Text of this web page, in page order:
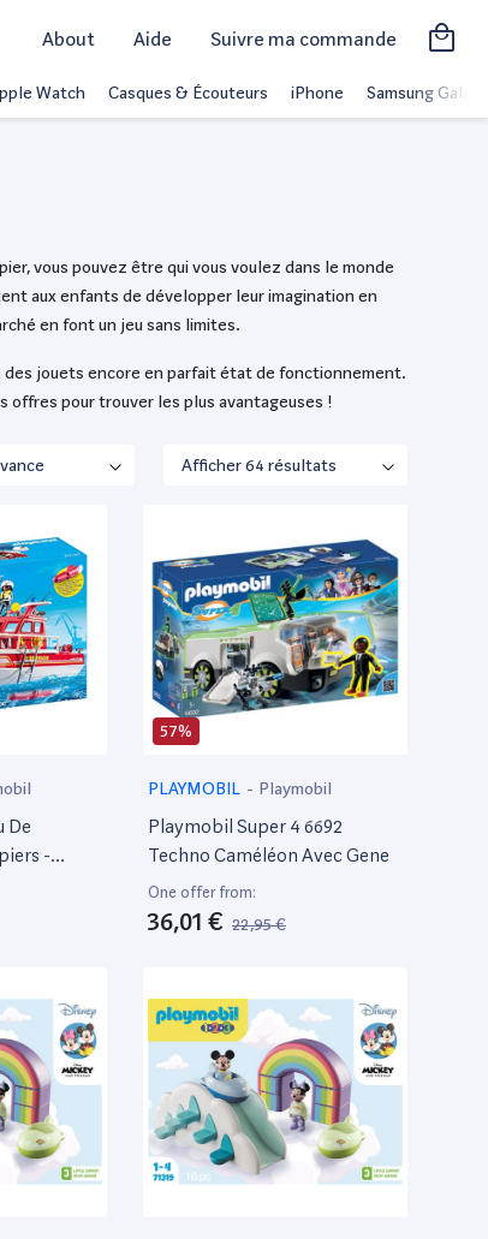
About Aide Suivre ma commande
Watch Casques & Écouteurs iPhone Samsung Galaxy
vous pouvez être qui vous voulez dans le monde
aux enfants de développer leur imagination en
en font un jeu sans limites.
des jouets encore en parfait état de fonctionnement.
offres pour trouver les plus avantageuses !
De
-
57%
PLAYMOBIL - Playmobil
Playmobil Super 4 6692
Techno Caméléon Avec Gene
One offer from:
36,01 € 22,95 €